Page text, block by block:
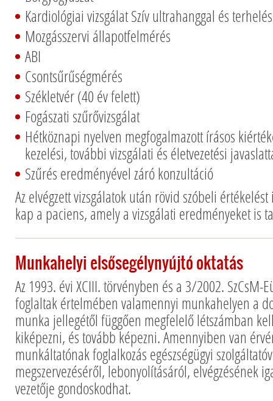
Kardiológiai vizsgálat Szív ultrahanggal és
Mozgásszervi állapotfelmérés
ABI
Csontsűrűségmérés
Székletvér (40 év felett)
Fogászati szűrővizsgálat
Hétköznapi nyelven megfogalmazott írásos
kezelési, további vizsgálati és életvezetési
Szűrés eredményével záró konzultáció
Az elvégzett vizsgálatok után rövid szóbeli
kap a paciens, amely a vizsgálati eredményeket is
Munkahelyi elsősegélynyújtó oktatás
Az 1993. évi XCIII. törvényben és a 3/2002.
foglaltak értelmében valamennyi munkahelyen a
munka jellegétől függően megfelelő létszámban
kiképezni, és tovább képezni. Amennyiben van
munkáltatónak foglalkozás egészségügyi
megszervezéséről, lebonyolításáról, elvégzésének
vezetője gondoskodhat.